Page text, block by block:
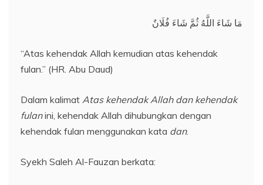
مَا شَاءَ اللَّهُ ثُمَّ شَاءَ فُلَانٌ
“Atas kehendak Allah kemudian atas kehendak
fulan.” (HR. Abu Daud)
Dalam kalimat Atas kehendak Allah dan kehendak
fulanini, kehendak Allah dihubungkan dengan
kehendak fulan menggunakan kata dan.
Syekh Saleh Al-Fauzan berkata: